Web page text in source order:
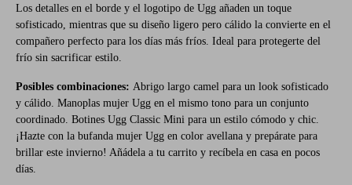
Los detalles en el borde y el logotipo de Ugg añaden un toque
sofisticado, mientras que su diseño ligero pero cálido la convierte en el
compañero perfecto para los días más fríos. Ideal para protegerte del
frío sin sacrificar estilo.
Posibles combinaciones: Abrigo largo camel para un look sofisticado
y cálido. Manoplas mujer Ugg en el mismo tono para un conjunto
coordinado. Botines Ugg Classic Mini para un estilo cómodo y chic.
¡Hazte con la bufanda mujer Ugg en color avellana y prepárate para
brillar este invierno! Añádela a tu carrito y recíbela en casa en pocos
días.